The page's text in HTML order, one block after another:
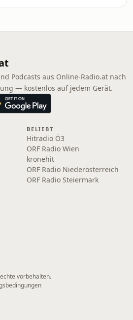
Podcasts aus Online‑Radio.at nach
— kostenlos auf jedem Gerät.
BELIEBT
Hitradio Ö3
ORF Radio Wien
kronehit
ORF Radio Niederösterreich
ORF Radio Steiermark
vorbehalten.